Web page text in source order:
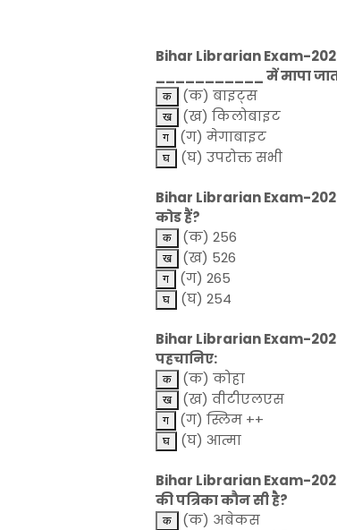
Bihar Librarian Exam-
___________ में मापा
(क) बाइट्स
(ख) किलोबाइट
(ग) मेगाबाइट
(घ) उपरोक्त सभी
Bihar Librarian Exam-
कोड हैं?
(क) 256
(ख) 526
(ग) 265
(घ) 254
Bihar Librarian Exam-
पहचानिए:
(क) कोहा
(ख) वीटीएलएस
(ग) स्लिम ++
(घ) आत्मा
Bihar Librarian Exam-
की पत्रिका कौन सी है?
(क) अबेकस